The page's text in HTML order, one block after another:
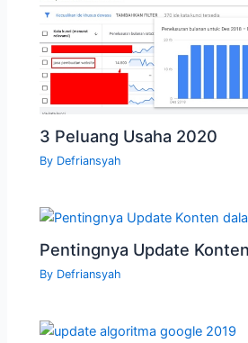
3 Peluang Usaha 2020
By Defriansyah
Pentingnya Update
By Defriansyah